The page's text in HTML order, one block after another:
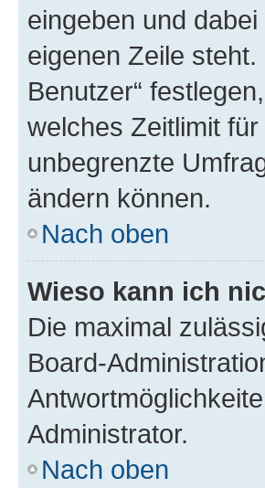
eingeben und
eigenen Zeile
Benutzer“
welches Zeitlimit
unbegrenzte
ändern können.
Nach oben
Wieso kann ich
Die maximal
Board-
Administrator.
Nach oben